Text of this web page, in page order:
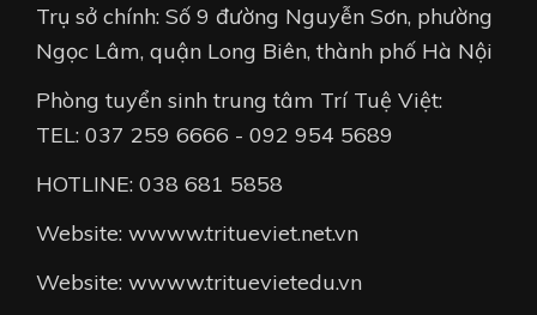
Trụ sở chính: Số 9 đường Nguyễn Sơn, phường
Ngọc Lâm, quận Long Biên, thành phố Hà Nội
Phòng tuyển sinh trung tâm Trí Tuệ Việt:
TEL: 037 259 6666 - 092 954 5689
HOTLINE: 038 681 5858
Website: wwww.tritueviet.net.vn
Website: wwww.trituevietedu.vn